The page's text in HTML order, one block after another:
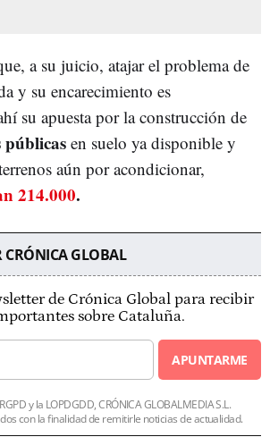
a su juicio, atajar el problema de
y su encarecimiento es
su apuesta por la construcción de
públicas en suelo ya disponible y
aún por acondicionar,
214.000.
CRÓNICA GLOBAL
de Crónica Global para recibir
sobre Cataluña.
APUNTARME
y la LOPDGDD, CRÓNICA GLOBALMEDIA S.L.
con la finalidad de remitirle noticias de actualidad.